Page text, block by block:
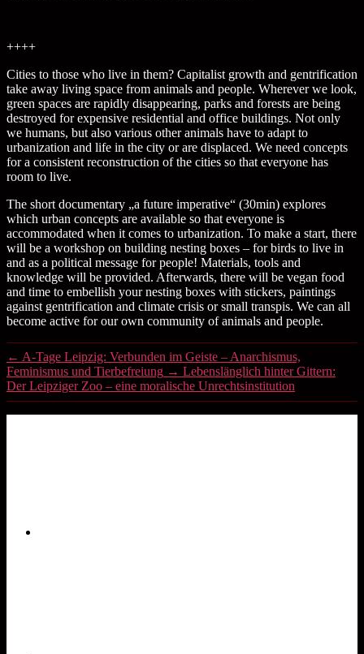
++++
Cities to those who live in them? Capitalist growth and gentrification
take away living space from animals and people. Wherever we look,
green spaces are rapidly disappearing, parks and forests are being
destroyed for expensive residential and office buildings. Not only
we humans, but also various other animals have to adapt to
urbanization and life in the city or are displaced. We need concepts
for a consistent reconstruction of the cities so that everyone has
room to live.
The short documentary „a future imperative“ (30min) explores
which urban concepts are available so that everyone is
accommodated when it comes to urbanization. To make a start, there
will be a workshop on building nesting boxes – for birds to live in
and as a political message for people! Materials, tools and
knowledge will be provided. Afterwards, there will be vegan food
and time to embellish your nesting boxes with stickers, paintings
against gentrification and climate crisis or small transpis. We can all
become active for our own community of animals and people.
← A-Tage Leipzig: Verbunden im Geiste – Anarchismus,
Feminismus und Tierbefreiung → Lebenslänglich hinter Gittern:
Der Leipziger Zoo – eine moralische Unrechtsinstitution